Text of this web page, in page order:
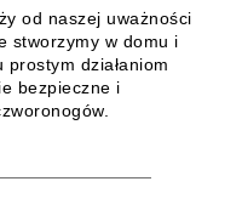
od naszej uważności
stworzymy w domu i
działaniom
bezpieczne i